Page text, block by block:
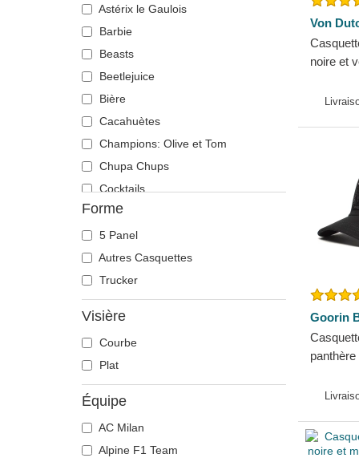
Loup
Luciole
Mouette
Mouton
Ours
Panthère
Papillon
Pégase
Phénix
Phoque
Pitbull
Poisson combattant du siam
Porc
Poussin
Raton laveur
Renard
Requin
Rottweiler
Scorpion
Serpent
The Ball
The Retro
The Snap
The Trucker
Astérix le Gaulois
Barbie
Beasts
Beetlejuice
Bière
Cacahuètes
Champions: Olive et Tom
Chupa Chups
Cocktails
DC Comics
Disney
Dragon Ball
États et Pays
Famous
Harry Potter
Hip Hop Dogz
Jeu de Trônes
Le Seigneur des Anneaux
Les Schtroumpfs
Looney Tunes
Forme
5 Panel
Autres Casquettes
Trucker
Visière
Courbe
Plat
Équipe
AC Milan
Alpine F1 Team
Von
noire et
Goorin
Goorin